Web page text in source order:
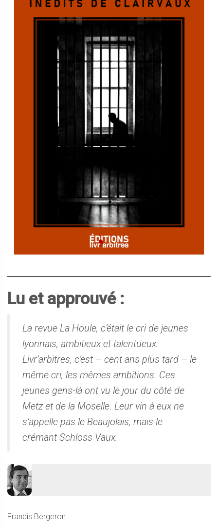
Lu et approuvé :
La revue La Houle, c’était le cri de jeunes
lyonnais, ambitieux et talentueux.
Livr’arbitres, c’est – cent ans plus tard – le
même cri, les mêmes ambitions. Ces
jeunes gens-là ont vu le jour du côté de
Metz et de la Moselle. Leur vin à eux ne
s’appelle pas le Beaujolais, mais le
crémant Schloss Vaux.
Francis Bergeron